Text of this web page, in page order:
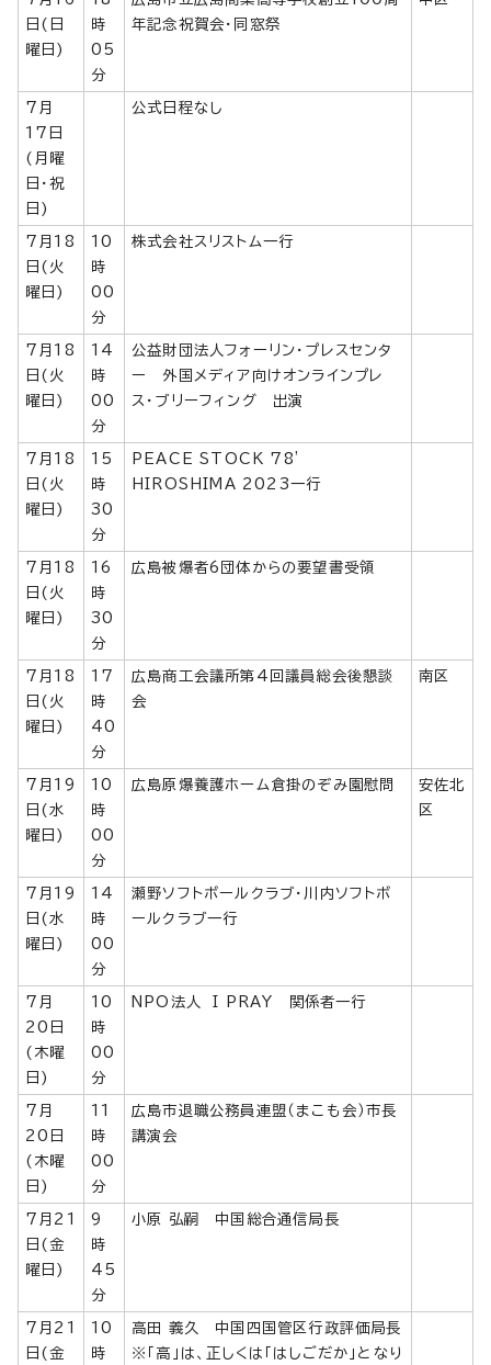
日(日
曜日)
時
05
分
年記念祝賀会・同窓祭
7月
17日
(月曜
日・祝
日)
公式日程なし
7月18
日(火
曜日)
10
時
00
分
株式会社スリストム一行
7月18
日(火
曜日)
14
時
00
分
公益財団法人フォーリン・プレスセンタ
ー 外国メディア向けオンラインプレ
ス・ブリーフィング 出演
7月18
日(火
曜日)
15
時
30
分
PEACE STOCK 78'
HIROSHIMA 2023一行
7月18
日(火
曜日)
16
時
30
分
広島被爆者6団体からの要望書受領
7月18
日(火
曜日)
17
時
40
分
広島商工会議所第4回議員総会後懇談
会
南区
7月19
日(水
曜日)
10
時
00
分
広島原爆養護ホーム倉掛のぞみ園慰問
安佐北
区
7月19
日(水
曜日)
14
時
00
分
瀬野ソフトボールクラブ・川内ソフトボ
ールクラブ一行
7月
20日
(木曜
日)
10
時
00
分
NPO法人 I PRAY 関係者一行
7月
20日
(木曜
日)
11
時
00
分
広島市退職公務員連盟（まこも会）市長
講演会
7月21
日(金
曜日)
9
時
45
分
小原 弘嗣 中国総合通信局長
7月21
日(金
10
時
高田 義久 中国四国管区行政評価局長
※「高」は、正しくは「はしごだか」となり